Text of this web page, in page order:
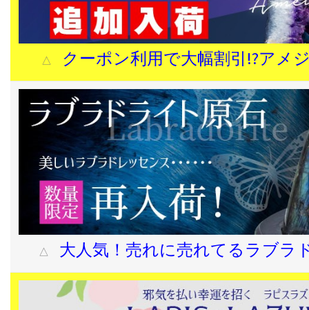
△ クーポン利用で大幅割引!?アメ
△ 大人気！売れに売れてるラブラ